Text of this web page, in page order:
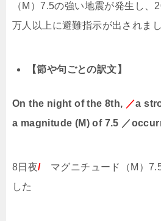
（ M ）7.5の強い地震が発生し、
万人以上に避難指示が出されまし
【節や句ごとの訳文】
On the night of the 8th, ／a
a magnitude (M) of 7.5 ／
8日夜/マグニチュード（ M ）
した